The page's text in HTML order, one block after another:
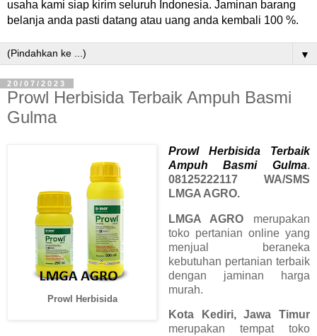
usaha kami siap kirim seluruh Indonesia. Jaminan barang
belanja anda pasti datang atau uang anda kembali 100 %.
▼
20/07/2023
Prowl Herbisida Terbaik Ampuh Basmi
Gulma
Prowl Herbisida
Prowl Herbisida Terbaik
Ampuh Basmi Gulma.
08125222117 WA/SMS
LMGA AGRO.
LMGA AGRO merupakan
toko pertanian online yang
menjual beraneka
kebutuhan pertanian terbaik
dengan jaminan harga
murah.
Kota Kediri, Jawa Timur
merupakan tempat toko